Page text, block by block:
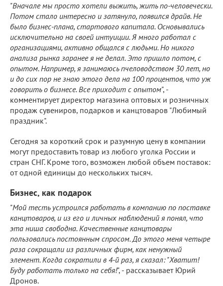
"Вначале мы просто хотели выжить, жить по-человечески.
Потом стало интересно и затянуло, появился драйв. Не
было бизнес-плана, стартового капитала. Основывались
исключительно на своей интуиции. Я много работал с
организациями, активно общался с людьми. Но никого
анализа рынка заранее я не делал. Это пришло потом, с
опытом. Например, я занимаюсь пчеловодством 30 лет, но
и до сих пор не знаю этого дела на 100 процентов, что уж
говорить о бизнесе. Все приходит с опытом", -
комментирует директор магазина оптовых и розничных
продаж сувениров, подарков и канцтоваров "Любимый
праздник".
Сегодня за короткий срок и разумную цену в компании
могут предоставить товар из любого уголка России и
стран СНГ. Кроме того, возможен любой объем поставок:
от одной единицы до нескольких тысяч.
Бизнес, как подарок
"Мой тесть устроился работать в компанию по поставке
канцтоваров, и из его и личных наблюдений я понял, что
эта ниша свободна. Качественные канцтовары
пользовались постоянным спросом. До этого меня четыре
раза сокращали из различных фирм, как ненужный
элемент. Когда сократили в 4-й раз, я сказал: "Хватит!
Буду работать только на себя!", - рассказывает Юрий
Дронов.